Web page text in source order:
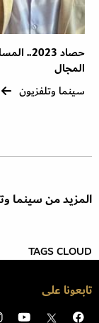
حصاد
المجال
سينما وتلفزيون
المزيد من سينما
TAGS CLOUD
تابعونا على